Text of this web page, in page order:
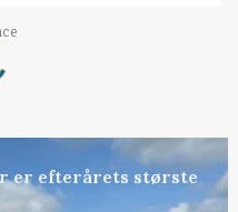
er efterårets største